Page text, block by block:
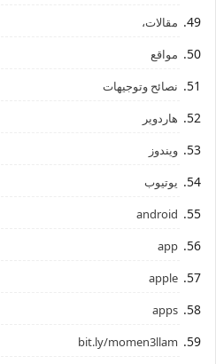
مقالات،
مواقع
نصائح وتوجيهات
هاردوير
ويندوز
يوتيوب
android
app
apple
apps
bit.ly/momen3llam